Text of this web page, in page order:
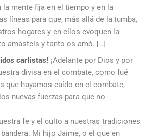
la mente fija en el tiempo y en la
líneas para que, más allá de la tumba,
hogares y en ellos evoquen la
amasteis y tanto os amó. [...]
carlistas! ¡Adelante por Dios y por
divisa en el combate, como fué
que hayamos caído en el combate,
nuevas fuerzas para que no
fe y el culto a nuestras tradiciones
Mi hijo Jaime, o el que en